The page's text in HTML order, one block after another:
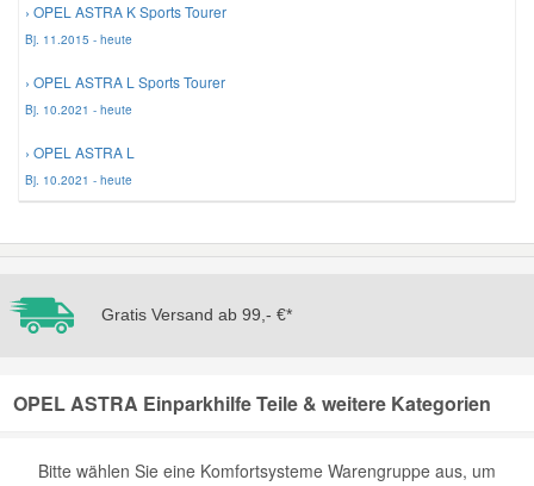
› OPEL ASTRA K Sports Tourer
Bj. 11.2015 - heute
› OPEL ASTRA L Sports Tourer
Bj. 10.2021 - heute
› OPEL ASTRA L
Bj. 10.2021 - heute
Gratis Versand ab 99,- €*
OPEL ASTRA Einparkhilfe Teile & weitere Kategorien
Bitte wählen Sie eine Komfortsysteme Warengruppe aus, um
Smart Ersatzteile
Suzuki Ersatzteile
Toyota Ersatzteile